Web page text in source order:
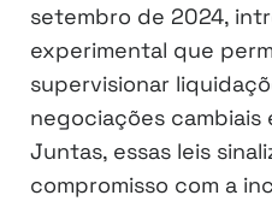
setembro de 2024,
experimental que
supervisionar
negociações cambiais
Juntas, essas leis
compromisso com a